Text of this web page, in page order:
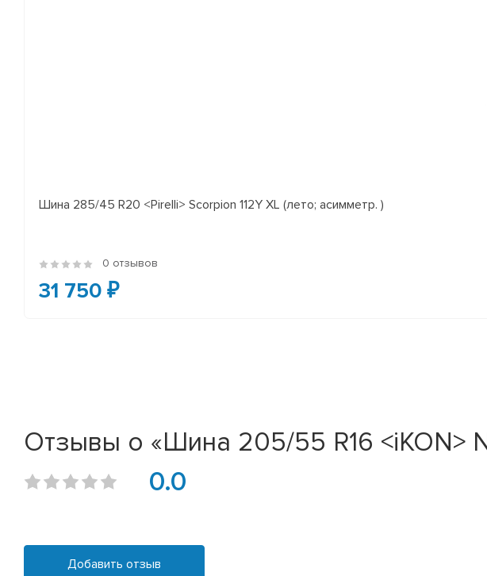
Шина 285/45 R20 <Pirelli> Scorpion 112Y XL (лето; асимметр. )
0 отзывов
31 750 ₽
Отзывы о «Шина 205/55 R16 <iKON>
0.0
Добавить отзыв